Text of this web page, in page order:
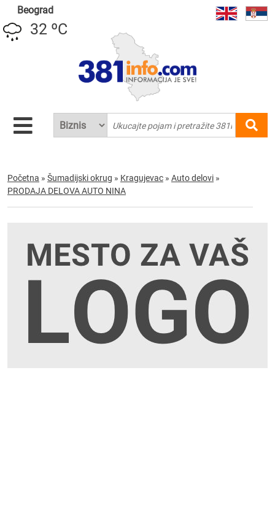
Beograd
32 ºC
Početna » Šumadijski okrug » Kragujevac » Auto delovi »
PRODAJA DELOVA AUTO NINA